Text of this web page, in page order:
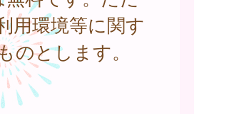
用環境等に関す
のとします。